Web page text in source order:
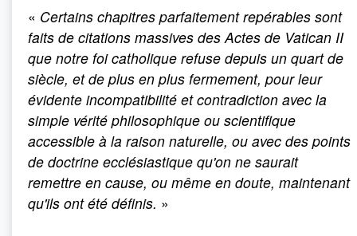
« Certains chapitres parfaitement repérables sont
faits de citations massives des Actes de Vatican II
que notre foi catholique refuse depuis un quart de
siècle, et de plus en plus fermement, pour leur
évidente incompatibilité et contradiction avec la
simple vérité philosophique ou scientifique
accessible à la raison naturelle, ou avec des points
de doctrine ecclésiastique qu'on ne saurait
remettre en cause, ou même en doute, maintenant
qu'ils ont été définis. »